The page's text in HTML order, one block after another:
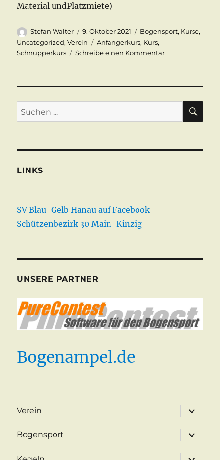
Material undPlatzmiete)
Autor
Stefan Walter
Veröffentlicht
am
9. Oktober 2021 Kategorien
Bogensport, Kurse,
Uncategorized,Verein Schlagwörter
Anfängerkurs, Kurs,
Schnupperkurs
Schreibe einen Kommentarzu
Suchen
nach:
LINKS
SV Blau-Gelb Hanau auf Facebook
Schützenbezirk 30 Main-Kinzig
UNSERE PARTNER
Bogenampel.de
Verein
öffnen
Bogensport
öffnen